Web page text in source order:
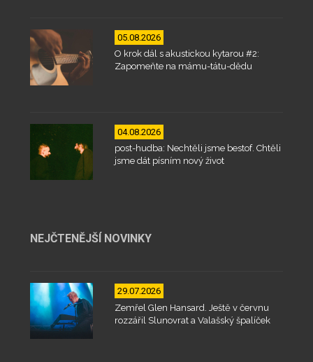
05.08.2026
O krok dál s akustickou kytarou #2:
Zapomeňte na mámu-tátu-dědu
04.08.2026
post-hudba: Nechtěli jsme bestof. Chtěli
jsme dát písním nový život
NEJČTENĚJŠÍ NOVINKY
29.07.2026
Zemřel Glen Hansard. Ještě v červnu
rozzářil Slunovrat a Valašský špalíček